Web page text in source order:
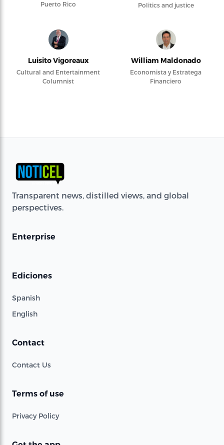
Puerto Rico
Politics and justice
Luisito Vigoreaux
Cultural and Entertainment
Columnist
William Maldonado
Economista y Estratega
Financiero
Transparent news, distilled views, and global
perspectives.
Enterprise
Ediciones
Spanish
English
Contact
Contact Us
Terms of use
Privacy Policy